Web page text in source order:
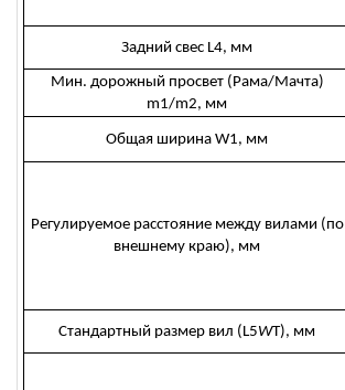
Задний свес L4, мм
Мин. дорожный просвет (Рама/Мачта)
m1/m2, мм
Общая ширина W1, мм
Регулируемое расстояние между вилами (по
внешнему краю), мм
Стандартный размер вил (L5WT), мм